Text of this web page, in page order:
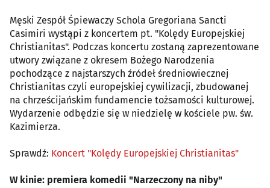
Męski Zespół Śpiewaczy Schola Gregoriana Sancti
Casimiri wystąpi z koncertem pt. "Kolędy Europejskiej
Christianitas". Podczas koncertu zostaną zaprezentowane
utwory związane z okresem Bożego Narodzenia
pochodzące z najstarszych źródeł średniowiecznej
Christianitas czyli europejskiej cywilizacji, zbudowanej
na chrześcijańskim fundamencie tożsamości kulturowej.
Wydarzenie odbędzie się w niedzielę w kościele pw. św.
Kazimierza.
Sprawdź: Koncert "Kolędy Europejskiej Christianitas"
W kinie: premiera komedii "Narzeczony na niby"